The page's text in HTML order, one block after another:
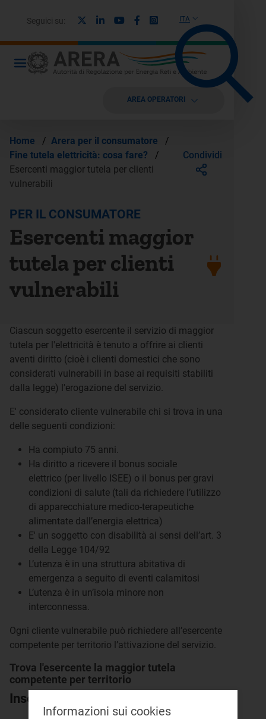
ITA
Seguici su: LinkedinYoutubeFacebook
Instagram
AREA OPERATORI
Home / Arera per il consumatore
/
Fine tutela elettricità: cosa fare?
/
Esercenti maggior tutela per clienti
vulnerabili
Condividi
PER IL CONSUMATORE
Esercenti maggior
tutela per clienti
vulnerabili
Ciascun soggetto esercente il servizio di maggior
tutela per l'elettricità è tenuto a offrire ai clienti
aventi diritto (cioè i clienti domestici che sono
considerati vulnerabili in base ai requisiti stabiliti
dalla legge) l'erogazione del servizio.
E' considerato cliente vulnerabile chi si trova in una
delle seguenti condizioni:
Ha compiuto 75 anni.
Ha diritto a ricevere il bonus sociale
elettrico (per livello ISEE) o il bonus per gravi
condizioni di salute (tali da richiedere l’utilizzo
di apparecchiature medico-terapeutiche
alimentate dall’energia elettrica)
E' un soggetto con disabilità ai sensi dell’art. 3
della Legge 104/92
L’utenza è in una struttura abitativa di
emergenza a seguito di eventi calamitosi
L’utenza è in un’isola minore non
interconnessa.
Ogni cliente vulnerabile può richiedere all’esercente
competente per territorio l’attivazione del servizio.
Trova l'esercente la maggior tutela
competente per territorio
Inserisci il nome del comune
Informazioni sui cookies